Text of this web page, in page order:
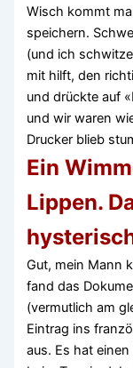
Wisch kommt
speichern.
(und ich
mit hilft, den
und drückte auf
und wir waren
Drucker blieb
Ein
Lippen.
Gut, mein Mann
fand das
(vermutlich am
Eintrag ins
aus. Es hat